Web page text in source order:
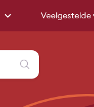
Veelgestelde
Zoeken